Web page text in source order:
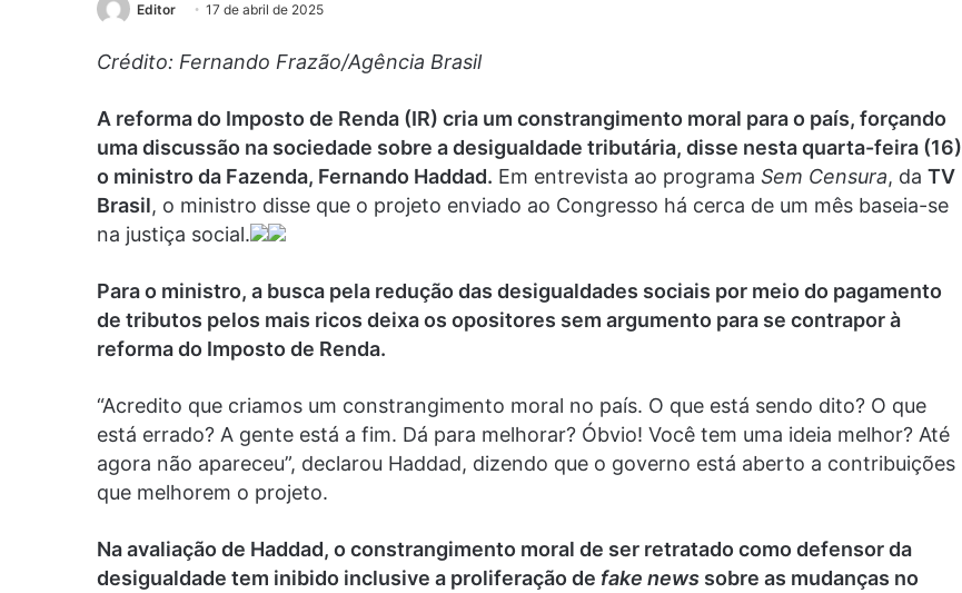
Editor 17 de abril de 2025
Crédito: Fernando Frazão/Agência Brasil
A reforma do Imposto de Renda (IR) cria um constrangimento moral para o país, forçando
uma discussão na sociedade sobre a desigualdade tributária, disse nesta quarta-feira (16)
o ministro da Fazenda, Fernando Haddad. Em entrevista ao programa Sem Censura, da TV
Brasil, o ministro disse que o projeto enviado ao Congresso há cerca de um mês baseia-se
na justiça social.
Para o ministro, a busca pela redução das desigualdades sociais por meio do pagamento
de tributos pelos mais ricos deixa os opositores sem argumento para se contrapor à
reforma do Imposto de Renda.
“Acredito que criamos um constrangimento moral no país. O que está sendo dito? O que
está errado? A gente está a fim. Dá para melhorar? Óbvio! Você tem uma ideia melhor? Até
agora não apareceu”, declarou Haddad, dizendo que o governo está aberto a contribuições
que melhorem o projeto.
Na avaliação de Haddad, o constrangimento moral de ser retratado como defensor da
desigualdade tem inibido inclusive a proliferação de fake news sobre as mudanças no